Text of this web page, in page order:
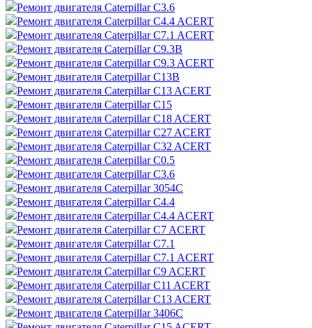
Ремонт двигателя Caterpillar C3.6
Ремонт двигателя Caterpillar C4.4 ACERT
Ремонт двигателя Caterpillar C7.1 ACERT
Ремонт двигателя Caterpillar C9.3B
Ремонт двигателя Caterpillar C9.3 ACERT
Ремонт двигателя Caterpillar C13B
Ремонт двигателя Caterpillar C13 ACERT
Ремонт двигателя Caterpillar C15
Ремонт двигателя Caterpillar C18 ACERT
Ремонт двигателя Caterpillar C27 ACERT
Ремонт двигателя Caterpillar C32 ACERT
Ремонт двигателя Caterpillar C0.5
Ремонт двигателя Caterpillar C3.6
Ремонт двигателя Caterpillar 3054C
Ремонт двигателя Caterpillar C4.4
Ремонт двигателя Caterpillar C4.4 ACERT
Ремонт двигателя Caterpillar C7 ACERT
Ремонт двигателя Caterpillar C7.1
Ремонт двигателя Caterpillar C7.1 ACERT
Ремонт двигателя Caterpillar C9 ACERT
Ремонт двигателя Caterpillar C11 ACERT
Ремонт двигателя Caterpillar C13 ACERT
Ремонт двигателя Caterpillar 3406C